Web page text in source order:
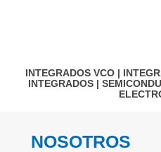
INTEGRADOS VCO|
INTEGRADOS|
NOSOTROS